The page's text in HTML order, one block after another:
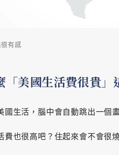
有感
「美國生活費很貴」
生活，腦中會自動跳出一個
費也很高吧？住起來會不會很燒